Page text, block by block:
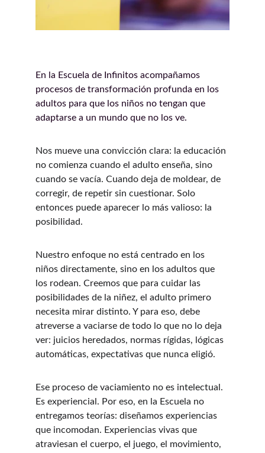
En la Escuela de Infinitos acompañamos
procesos de transformación profunda en los
adultos para que los niños no tengan que
adaptarse a un mundo que no los ve.
Nos mueve una convicción clara: la educación
no comienza cuando el adulto enseña, sino
cuando se vacía. Cuando deja de moldear, de
corregir, de repetir sin cuestionar. Solo
entonces puede aparecer lo más valioso: la
posibilidad.
Nuestro enfoque no está centrado en los
niños directamente, sino en los adultos que
los rodean. Creemos que para cuidar las
posibilidades de la niñez, el adulto primero
necesita mirar distinto. Y para eso, debe
atreverse a vaciarse de todo lo que no lo deja
ver: juicios heredados, normas rígidas, lógicas
automáticas, expectativas que nunca eligió.
Ese proceso de vaciamiento no es intelectual.
Es experiencial. Por eso, en la Escuela no
entregamos teorías: diseñamos experiencias
que incomodan. Experiencias vivas que
atraviesan el cuerpo, el juego, el movimiento,